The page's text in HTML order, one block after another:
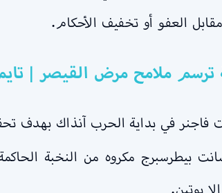
العفو أو تخفيف الأحكام.
فاجنر في بداية الحرب آنذاك بهدف
بيطرسبرج مكروه من النخبة